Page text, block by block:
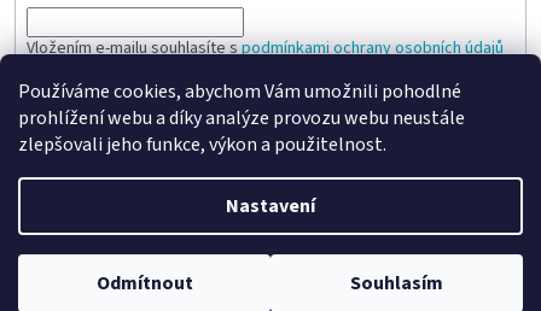
Používáme cookies, abychom Vám umožnili pohodlné
prohlížení webu a díky analýze provozu webu neustále
zlepšovali jeho funkce, výkon a použitelnost.
Nastavení
Odmítnout Souhlasím
Vložením e-mailu souhlasíte spodmínkami ochrany osobních údajů
PŘIHLÁSIT SE
Vytvořil Shoptet
Copyright 2026SPANARIO . Všechna práva vyhrazena.